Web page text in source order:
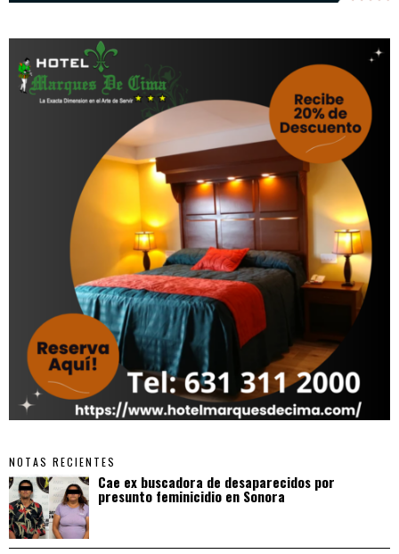
NOTAS RECIENTES
Cae ex buscadora de desaparecidos por
presunto feminicidio en Sonora